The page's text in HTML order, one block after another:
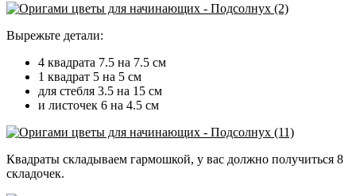
Вырежьте детали:
4 квадрата 7.5 на 7.5 см
1 квадрат 5 на 5 см
для стебля 3.5 на 15 см
и листочек 6 на 4.5 см
Квадраты складываем гармошкой, у вас должно получиться 8
складочек.